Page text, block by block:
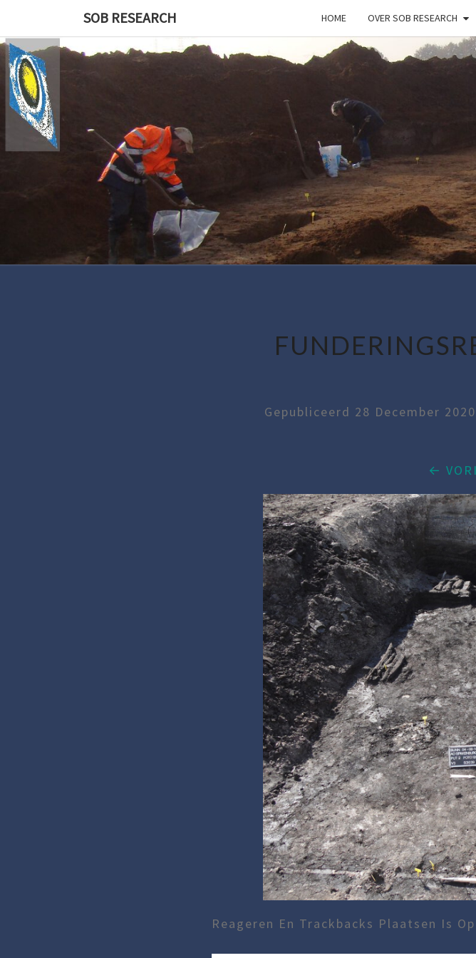
content
SOB RESEARCH HOME OVER SOB RESEARCH
Gepubliceerd 28 December 2020
←
Reageren En Trackbacks Plaatsen Is